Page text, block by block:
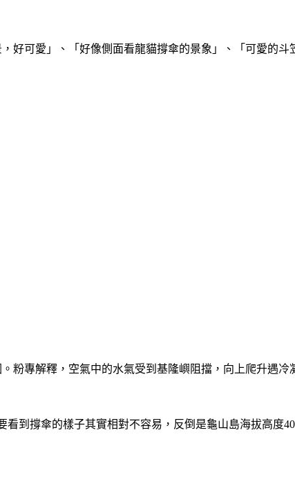
好可愛」、「好像側面看龍貓撐傘的景象」、「可愛的
粉專解釋，空氣中的水氣受到基隆嶼阻擋，向上爬升遇
到撐傘的樣子其實相對不容易，反倒是龜山島海拔高度